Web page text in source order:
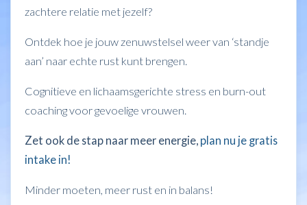
zachtere relatie met jezelf?
Ontdek hoe je jouw zenuwstelsel weer van ‘standje
aan’ naar echte rust kunt brengen.
Cognitieve en lichaamsgerichte stress en burn-out
coaching voor gevoelige vrouwen.
Zet ook de stap naar meer energie, plan nu je gratis
intake in!
Minder moeten, meer rust en in balans!